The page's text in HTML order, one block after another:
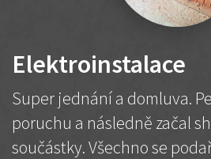
Elektroinstalace
Super jednání a domluva.
poruchu a následně začal
součástky. Všechno se